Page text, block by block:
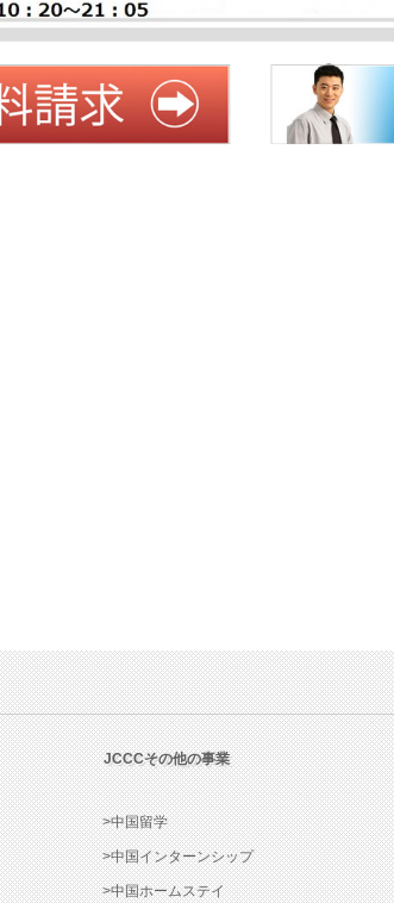
JCCCその他の事業
>中国留学
>中国インターンシップ
>中国ホームステイ